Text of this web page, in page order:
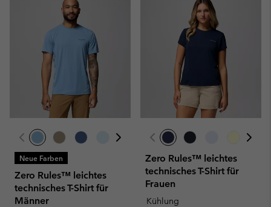
Neue Farben
Zero Rules™ leichtes
technisches T-Shirt für
Männer
Zero Rules™ leichtes
technisches T-Shirt für
Frauen
Kühlung